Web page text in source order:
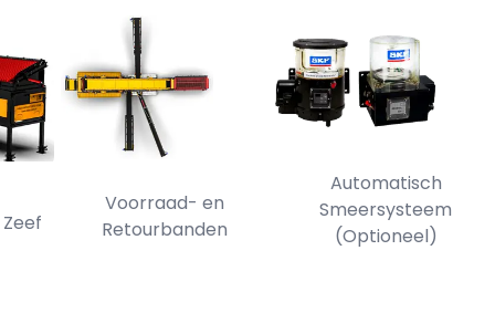
Voorraad- en
Retourbanden
Automatisch
Smeersysteem
(Optioneel)